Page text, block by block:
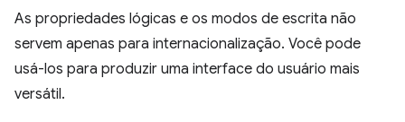
As propriedades lógicas e os modos de escrita não
servem apenas para internacionalização. Você pode
usá-los para produzir uma interface do usuário mais
versátil.